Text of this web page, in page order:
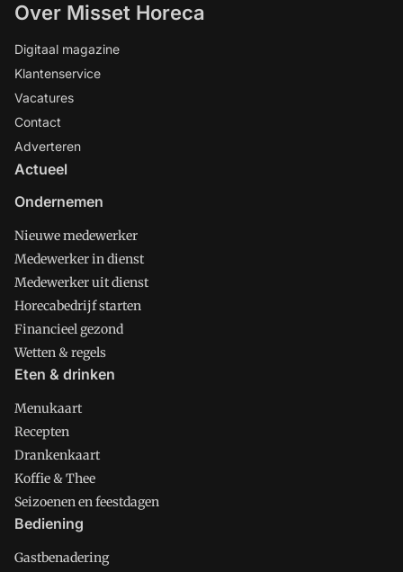
Over Misset Horeca
Digitaal magazine
Klantenservice
Vacatures
Contact
Adverteren
Actueel
Ondernemen
Nieuwe medewerker
Medewerker in dienst
Medewerker uit dienst
Horecabedrijf starten
Financieel gezond
Wetten & regels
Eten & drinken
Menukaart
Recepten
Drankenkaart
Koffie & Thee
Seizoenen en feestdagen
Bediening
Gastbenadering